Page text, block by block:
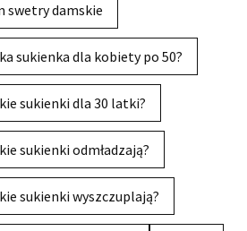
swetry damskie
sukienka dla kobiety po 50?
sukienki dla 30 latki?
sukienki odmładzają?
sukienki wyszczuplają?